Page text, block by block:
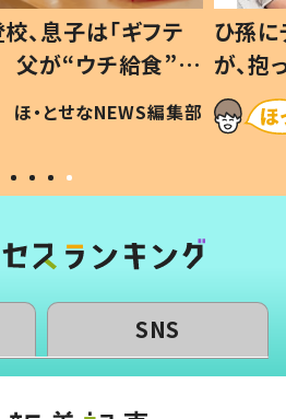
、息子は「ギフテ
父が“ウチ給食”を
由とは #令和の親
ほ・とせなNEWS編集部
ひ孫
が、
「涙が
い」
SNS